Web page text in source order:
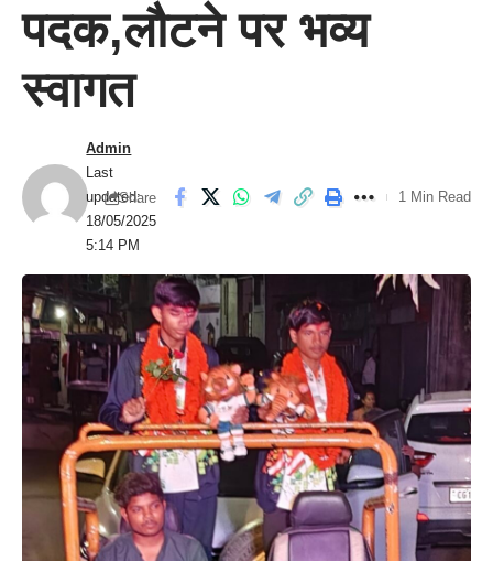
पदक,लौटने पर भव्य
स्वागत
Last
updated:
18/05/2025
5:14 PM
Admin
Share 1 Min Read